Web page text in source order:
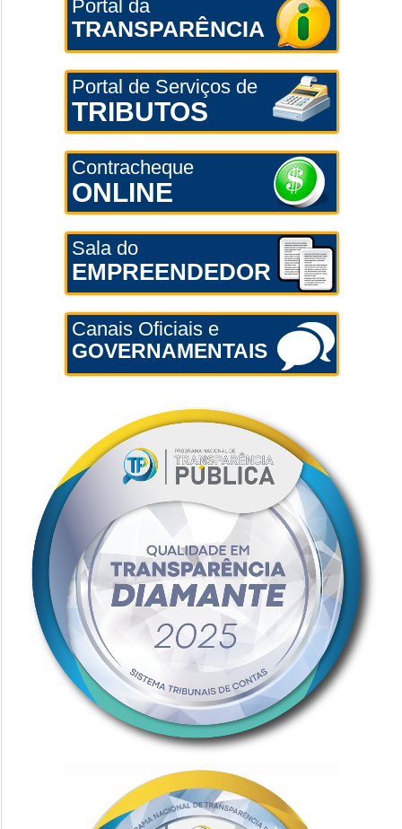
Portal da
TRANSPARÊNCIA
Portal de Serviços de
TRIBUTOS
Contracheque
ONLINE
Sala do
EMPREENDEDOR
Canais Oficiais e
GOVERNAMENTAIS